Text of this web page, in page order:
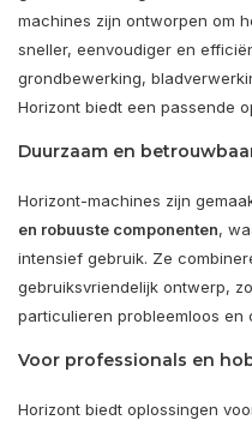
machines zijn ontworpen om
sneller, eenvoudiger en
grondbewerking,
Horizont biedt een passende
Duurzaam en
Horizont-machines zijn
en robuuste componenten,
intensief gebruik. Ze
gebruiksvriendelijk ontwerp,
particulieren probleemloos en
Voor professionals en
Horizont biedt oplossingen